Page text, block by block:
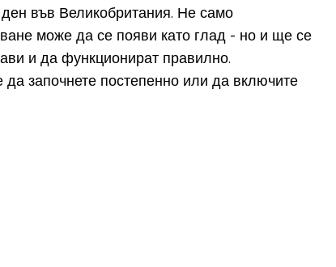
във Великобритания. Не само
може да се появи като глад - но и ще се
и да функционират правилно.
започнете постепенно или да включите